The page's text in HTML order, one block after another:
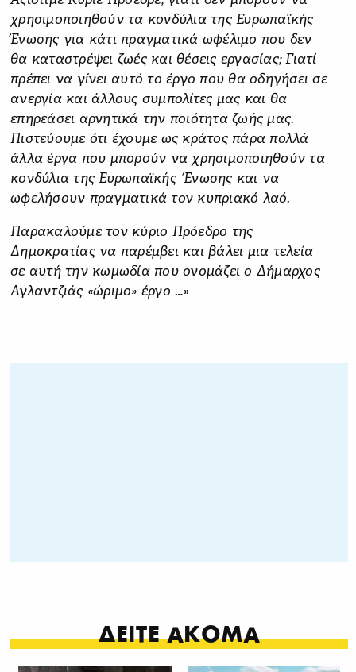
χρησιμοποιηθούν τα κονδύλια της Ευρωπαϊκής
Ένωσης για κάτι πραγματικά ωφέλιμο που δεν
θα καταστρέψει ζωές και θέσεις εργασίας; Γιατί
πρέπει να γίνει αυτό το έργο που θα οδηγήσει σε
ανεργία και άλλους συμπολίτες μας και θα
επηρεάσει αρνητικά την ποιότητα ζωής μας.
Πιστεύουμε ότι έχουμε ως κράτος πάρα πολλά
άλλα έργα που μπορούν να χρησιμοποιηθούν τα
κονδύλια της Ευρωπαϊκής Ένωσης και να
ωφελήσουν πραγματικά τον κυπριακό λαό.
Παρακαλούμε τον κύριο Πρόεδρο της
Δημοκρατίας να παρέμβει και βάλει μια τελεία
σε αυτή την κωμωδία που ονομάζει ο Δήμαρχος
Αγλαντζιάς «ώριμο» έργο …»
ΔΕΙΤΕ ΑΚΟΜΑ